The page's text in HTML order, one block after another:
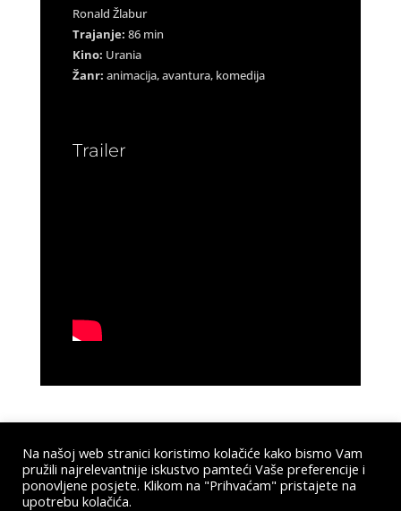
Ronald Žlabur
Trajanje: 86 min
Kino: Urania
Žanr: animacija, avantura, komedija
Trailer
Submit a Comment
You must belogged in
Na našoj web stranici koristimo kolačiće kako bismo Vam
pružili najrelevantnije iskustvo pamteći Vaše preferencije i
ponovljene posjete. Klikom na "Prihvaćam" pristajete na
upotrebu kolačića.